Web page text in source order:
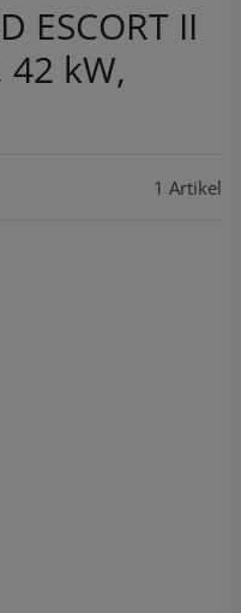
ESCORT II
42 kW,
1 Artikel